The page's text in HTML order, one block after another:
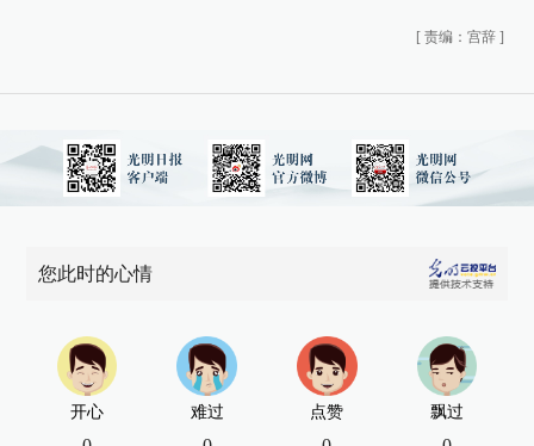
[ 责编：宫辞 ]
您此时的心情
开心 难过 点赞 飘过